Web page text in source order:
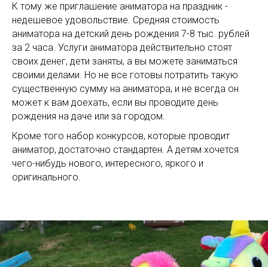
К тому же приглашение аниматора на праздник -
недешевое удовольствие. Средняя стоимость
аниматора на детский день рождения 7-8 тыс. рублей
за 2 часа. Услуги аниматора действительно стоят
своих денег, дети заняты, а вы можете заниматься
своими делами. Но не все готовы потратить такую
существенную сумму на аниматора, и не всегда он
может к вам доехать, если вы проводите день
рождения на даче или за городом.
Кроме того набор конкурсов, которые проводит
аниматор, достаточно стандартен. А детям хочется
чего-нибудь нового, интересного, яркого и
оригинального.